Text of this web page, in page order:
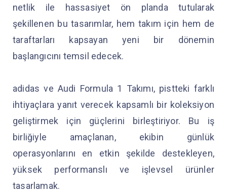
netlik ile hassasiyet ön planda tutularak
şekillenen bu tasarımlar, hem takım için hem de
taraftarları kapsayan yeni bir dönemin
başlangıcını temsil edecek.
adidas ve Audi Formula 1 Takımı, pistteki farklı
ihtiyaçlara yanıt verecek kapsamlı bir koleksiyon
geliştirmek için güçlerini birleştiriyor. Bu iş
birliğiyle amaçlanan, ekibin günlük
operasyonlarını en etkin şekilde destekleyen,
yüksek performanslı ve işlevsel ürünler
tasarlamak.